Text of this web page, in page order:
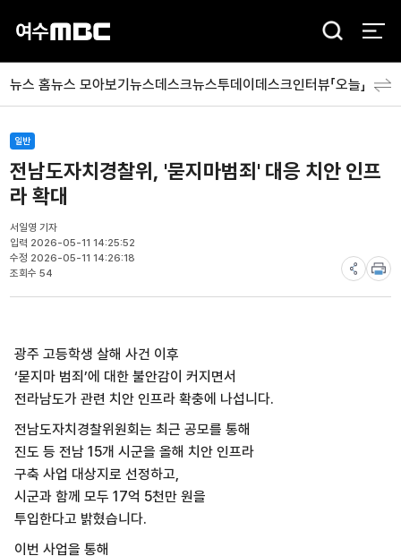
검
뉴스 홈뉴스 모아보기뉴스데스크뉴스투데이데스크인터뷰「오늘」 분야
일반
전남도자치경찰위, '묻지마범죄' 대응 치안 인프
라 확대
서일영 기자
입력 2026-05-11 14:25:52
수정 2026-05-11 14:26:18
조회수 54
광주 고등학생 살해 사건 이후
‘묻지마 범죄’에 대한 불안감이 커지면서
전라남도가 관련 치안 인프라 확충에 나섭니다.
전남도자치경찰위원회는 최근 공모를 통해
진도 등 전남 15개 시군을 올해 치안 인프라
구축 사업 대상지로 선정하고,
시군과 함께 모두 17억 5천만 원을
투입한다고 밝혔습니다.
이번 사업을 통해